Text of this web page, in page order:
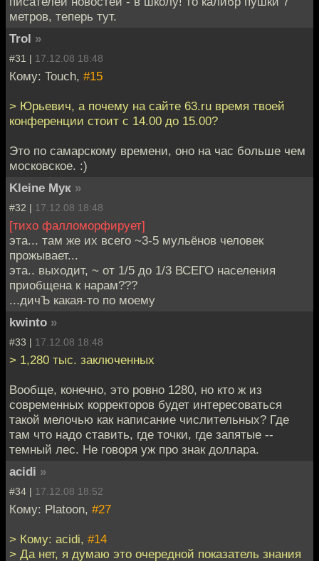
метров, теперь тут.
Trol »
#31 | 17.12.08 18:48
Кому: Touch, #15
> Юрьевич, а почему на сайте 63.ru время твоей
конференции стоит с 14.00 до 15.00?
Это по самарскому времени, оно на час больше чем
московское. :)
Kleine Мук »
#32 | 17.12.08 18:48
[тихо фалломорфирует]
эта... там же их всего ~3-5 мульёнов человек
прожывает...
эта.. выходит, ~ от 1/5 до 1/3 ВСЕГО населения
приобщена к нарам???
...дичЪ какая-то по моему
kwinto »
#33 | 17.12.08 18:48
> 1,280 тыс. заключенных
Вообще, конечно, это ровно 1280, но кто ж из
современных корректоров будет интересоваться
такой мелочью как написание числительных? Где
там что надо ставить, где точки, где запятые --
темный лес. Не говоря уж про знак доллара.
acidi »
#34 | 17.12.08 18:52
Кому: Platoon, #27
> Кому: acidi, #14
> Да нет, я думаю это очередной показатель знания